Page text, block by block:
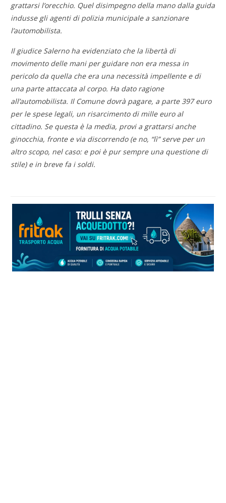
grattarsi l’orecchio. Quel disimpegno della mano dalla guida
indusse gli agenti di polizia municipale a sanzionare
l’automobilista.
Il giudice Salerno ha evidenziato che la libertà di
movimento delle mani per guidare non era messa in
pericolo da quella che era una necessità impellente e di
una parte attaccata al corpo. Ha dato ragione
all’automobilista. Il Comune dovrà pagare, a parte 397 euro
per le spese legali, un risarcimento di mille euro al
cittadino. Se questa è la media, provi a grattarsi anche
ginocchia, fronte e via discorrendo (e no, “lì” serve per un
altro scopo, nel caso: e poi è pur sempre una questione di
stile) e in breve fa i soldi.